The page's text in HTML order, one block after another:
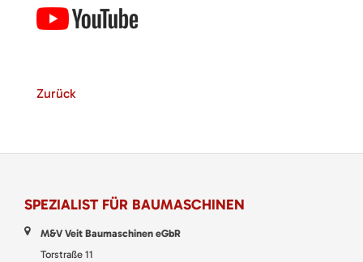
Zurück
SPEZIALIST FÜR BAUMASCHINEN
M&V Veit Baumaschinen eGbR
Torstraße 11